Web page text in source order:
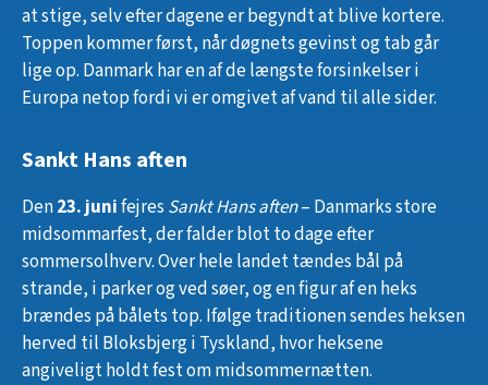
at stige, selv efter dagene er begyndt at blive kortere.
Toppen kommer først, når døgnets gevinst og tab går
lige op. Danmark har en af de længste forsinkelser i
Europa netop fordi vi er omgivet af vand til alle sider.
Sankt Hans aften
Den23. junifejres Sankt Hans aften– Danmarks store
midsommarfest, der falder blot to dage efter
sommersolhverv. Over hele landet tændes bål på
strande, i parker og ved søer, og en figur af en heks
brændes på bålets top. Ifølge traditionen sendes heksen
herved til Bloksbjerg i Tyskland, hvor heksene
angiveligt holdt fest om midsommernætten.